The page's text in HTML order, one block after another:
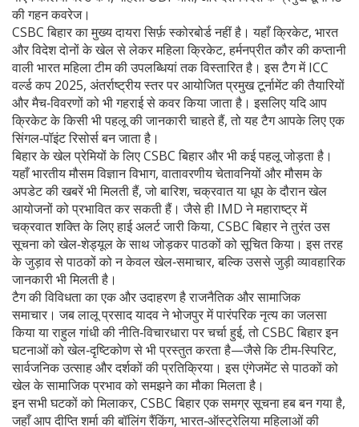
की गहन कवरेज।
CSBC बिहार का मुख्य दायरा सिर्फ़ स्कोरबोर्ड नहीं है। यहाँक्रिकेट, भारत
और विदेश दोनों के खेलसे लेकरमहिला क्रिकेट,हर्मनप्रीत कौर की कप्तानी
वाली भारत महिला टीम की उपलब्धियांतक विस्तारित है। इस टैग मेंICC
वर्ल्ड कप 2025, अंतर्राष्ट्रीय स्तर पर आयोजित प्रमुख टूर्नामेंटकी तैयारियों
और मैच‑विवरणों को भी गहराई से कवर किया जाता है। इसलिए यदि आप
क्रिकेट के किसी भी पहलू की जानकारी चाहते हैं, तो यह टैग आपके लिए एक
सिंगल‑पॉइंट रिसोर्स बन जाता है।
बिहार के खेल प्रेमियों के लिए CSBC बिहार और भी कई पहलू जोड़ता है।
यहाँभारतीय मौसम विज्ञान विभाग,वातावरणीय चेतावनियों और मौसम के
अपडेटकी खबरें भी मिलती हैं, जो बारिश, चक्रवात या धूप के दौरान खेल
आयोजनों को प्रभावित कर सकती हैं। जैसे ही IMD ने महाराष्ट्र में
चक्रवात शक्ति के लिए हाई अलर्ट जारी किया, CSBC बिहार ने तुरंत उस
सूचना को खेल‑शेड्यूल के साथ जोड़कर पाठकों को सूचित किया। इस तरह
के जुड़ाव से पाठकों को न केवल खेल‑समाचार, बल्कि उससे जुड़ी व्यावहारिक
जानकारी भी मिलती है।
टैग की विविधता का एक और उदाहरण है राजनैतिक और सामाजिक
समाचार। जब लालू प्रसाद यादव ने भोजपुर में पारंपरिक नृत्य का जलसा
किया या राहुल गांधी की नीति‑विचारधारा पर चर्चा हुई, तो CSBC बिहार इन
घटनाओं को खेल‑दृष्टिकोण से भी प्रस्तुत करता है—जैसे कि टीम‑स्पिरिट,
सार्वजनिक उत्साह और दर्शकों की प्रतिक्रिया। इस एंगेजमेंट से पाठकों को
खेल के सामाजिक प्रभाव को समझने का मौका मिलता है।
इन सभी घटकों को मिलाकर, CSBC बिहार एक समग्र सूचना हब बन गया है,
जहाँ आप दीप्ति शर्मा की बॉलिंग रैंकिंग, भारत‑ऑस्ट्रेलिया महिलाओं की